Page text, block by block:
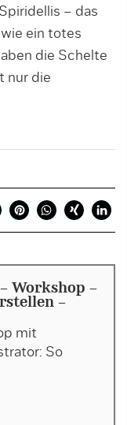
– das
ein totes
die Schelte
nur die
- Workshop -
-
mit
So